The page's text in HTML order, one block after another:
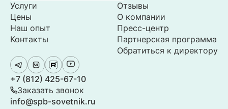
Услуги
Цены
Наш опыт
Контакты
Отзывы
О компании
Пресс-центр
Партнерская программа
Обратиться к директору
+7 (812) 425-67-10
Заказать звонок
info@spb-sovetnik.ru